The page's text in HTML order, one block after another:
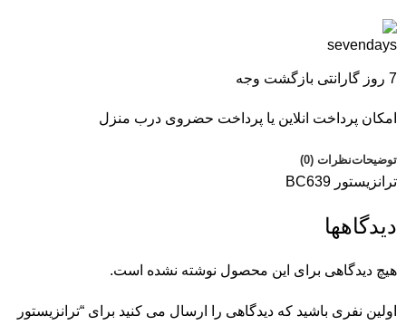
7 روز گارانتی بازگشت وجه
امکان پرداخت انلاین یا پرداخت حضروی درب منزل
توضیحاتنظرات (0)
ترانزیستور BC639
دیدگاهها
هیچ دیدگاهی برای این محصول نوشته نشده است.
اولین نفری باشید که دیدگاهی را ارسال می کنید برای “ترانزیستور